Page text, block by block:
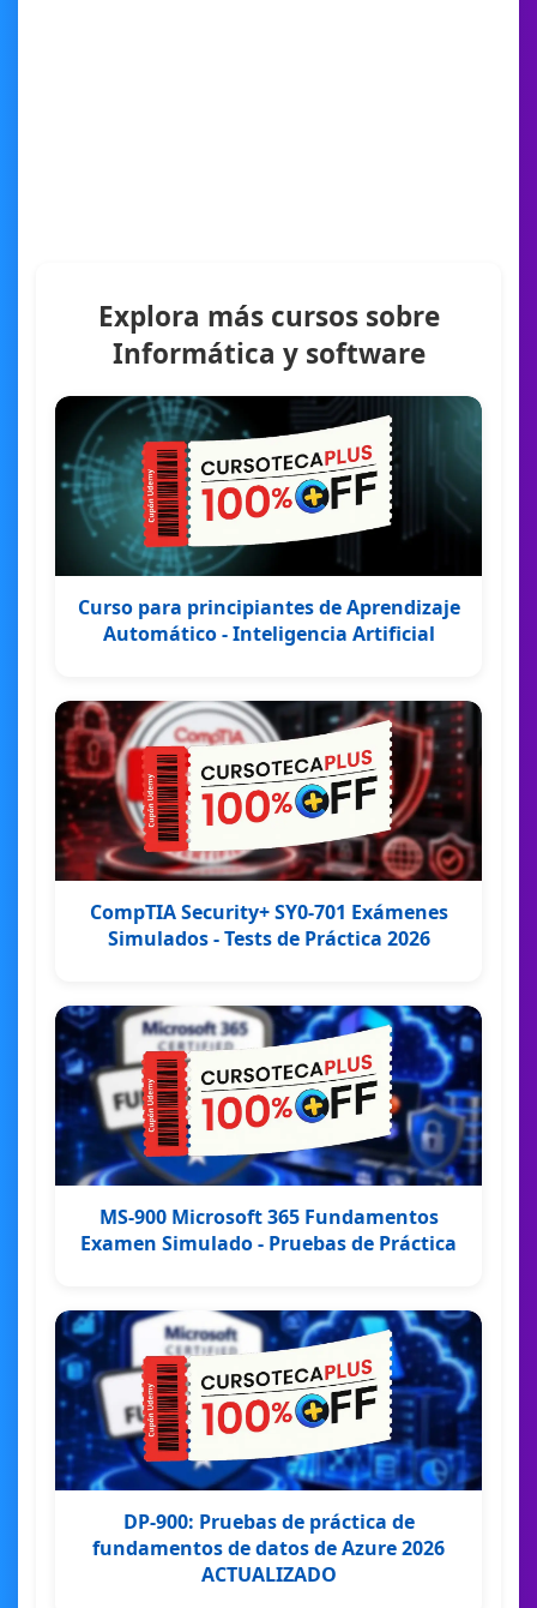
Explora más cursos sobre
Informática y software
Curso para principiantes de Aprendizaje
Automático - Inteligencia Artificial
CompTIA Security+ SY0-701 Exámenes
Simulados - Tests de Práctica 2026
MS-900 Microsoft 365 Fundamentos
Examen Simulado - Pruebas de Práctica
DP-900: Pruebas de práctica de
fundamentos de datos de Azure 2026
ACTUALIZADO